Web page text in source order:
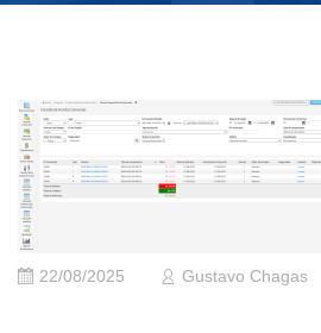
22/08/2025 Gustavo Chagas